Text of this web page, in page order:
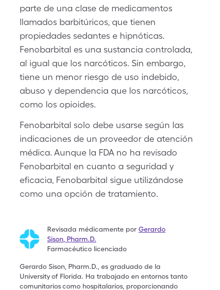
parte de una clase de medicamentos
llamados barbitúricos, que tienen
propiedades sedantes e hipnóticas.
Fenobarbital es una sustancia controlada,
al igual que los narcóticos. Sin embargo,
tiene un menor riesgo de uso indebido,
abuso y dependencia que los narcóticos,
como los opioides.
Fenobarbital solo debe usarse según las
indicaciones de un proveedor de atención
médica. Aunque la FDA no ha revisado
Fenobarbital en cuanto a seguridad y
eficacia, Fenobarbital sigue utilizándose
como una opción de tratamiento.
Revisada médicamente por Gerardo
Sison Pharm.D.
Farmacéutico licenciado
Gerardo Sison, Pharm.D., es graduado de la
Universityof Florida. Ha trabajado en entornos tanto
comunitarioscomo hospitalarios, proporcionando